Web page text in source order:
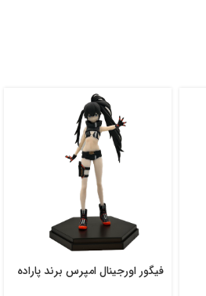
فیگور اورجینال امپرس برند پاراده